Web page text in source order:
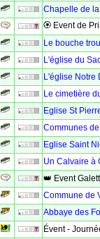
Chapelle de
🏵 Event de
Le bouche
L'église du
L'église Notre
Le cimetière
Eglise St
Communes
Eglise Saint
Un Calvaire à
👑 Event
Commune de
Abbaye des
Évent -